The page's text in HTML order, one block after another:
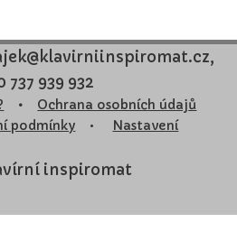
737 939 932
•
Ochrana osobních údajů
podmínky • Nastavení
inspiromat